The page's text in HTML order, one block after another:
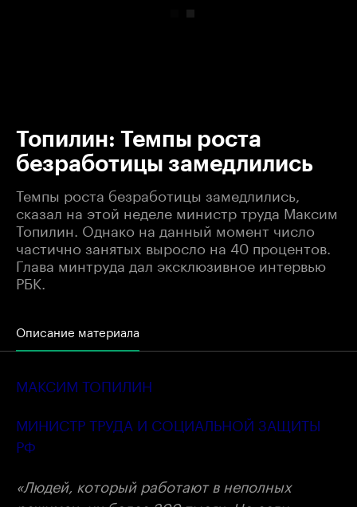
Топилин: Темпы роста
безработицы замедлились
Темпы роста безработицы замедлились,
сказал на этой неделе министр труда Максим
Топилин. Однако на данный момент число
частично занятых выросло на 40 процентов.
Глава минтруда дал эксклюзивное интервью
РБК.
Описание материала
МАКСИМ ТОПИЛИН
МИНИСТР ТРУДА И СОЦИАЛЬНОЙ ЗАЩИТЫ
РФ
«Людей, который работают в неполных